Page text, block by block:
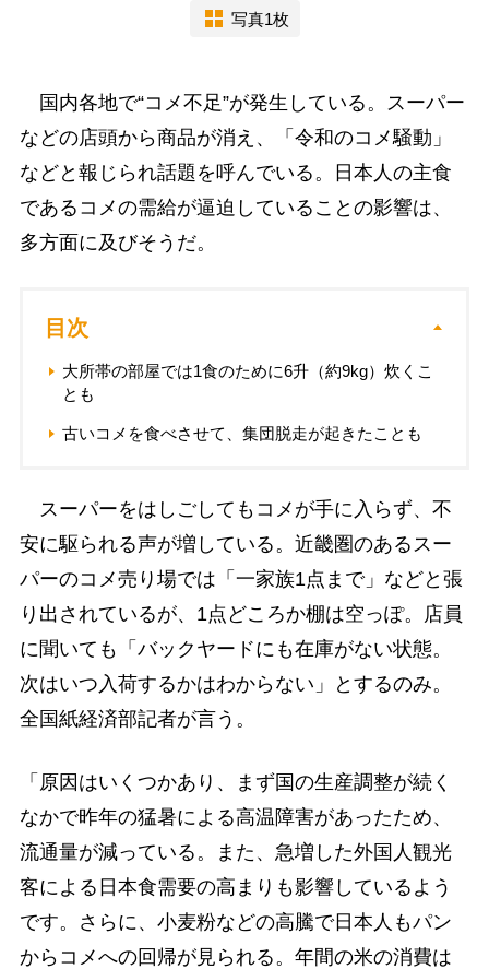
写真1枚
国内各地で“コメ不足”が発生している。スーパー
などの店頭から商品が消え、「令和のコメ騒動」
などと報じられ話題を呼んでいる。日本人の主食
であるコメの需給が逼迫していることの影響は、
多方面に及びそうだ。
目次
大所帯の部屋では1食のために6升（約9kg）炊くこ
とも
古いコメを食べさせて、集団脱走が起きたことも
スーパーをはしごしてもコメが手に入らず、不
安に駆られる声が増している。近畿圏のあるスー
パーのコメ売り場では「一家族1点まで」などと張
り出されているが、1点どころか棚は空っぽ。店員
に聞いても「バックヤードにも在庫がない状態。
次はいつ入荷するかはわからない」とするのみ。
全国紙経済部記者が言う。
「原因はいくつかあり、まず国の生産調整が続く
なかで昨年の猛暑による高温障害があったため、
流通量が減っている。また、急増した外国人観光
客による日本食需要の高まりも影響しているよう
です。さらに、小麦粉などの高騰で日本人もパン
からコメへの回帰が見られる。年間の米の消費は